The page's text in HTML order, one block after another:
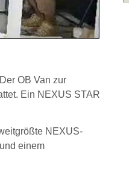
Der OB Van zur
Ein NEXUS STAR
NEXUS-
einem